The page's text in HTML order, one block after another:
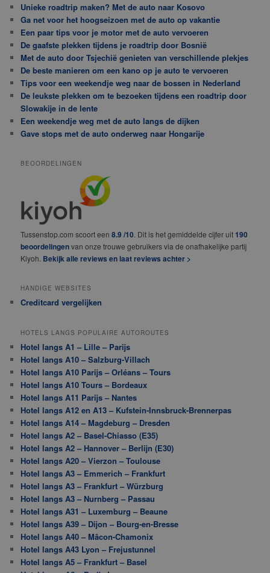
Unieke roadtrip maken? Met de auto naar Kosovo
Ga net voor het hoogseizoen met de auto op vakantie
Een paar tips voor je motor met de auto vervoeren
De gaafste plekken tijdens je roadtrip door Bosnië
Met de auto door Tsjechië genieten van verschillende plekjes
De beste manieren om een kano op je auto te vervoeren
Tips voor een weekendje weg naar de bossen in Nederland
De leukste plekken om te bezoeken tijdens een roadtrip door
Slowakije in de lente
Een weekendje weg met de auto langs de dijken
Gave stops met de auto onderweg naar Hongarije
BEOORDELINGEN
Tussenstop.com scoort een8.9 /10 . Dit is het gemiddelde cijfer uit 190
beoordelingenvan onze trouwe gebruikers via de onafhakelijke partij
Kiyoh. Bekijk alle reviews en laat reviews achter >
HANDIGE WEBSITES
Creditcard vergelijken
HOTELS LANGS POPULAIRE AUTOROUTES
Hotel langs A1 – Lille – Parijs
Hotel langs A10 – Salzburg-Villach
Hotel langs A10 Parijs – Orléans – Tours
Hotel langs A10 Tours – Bordeaux
Hotel langs A11 Parijs – Nantes
Hotel langs A12 en A13 – Kufstein-Innsbruck-Brennerpas
Hotel langs A14 – Magdeburg – Dresden
Hotel langs A2 – Basel-Chiasso (E35)
Hotel langs A2 – Hannover – Berlijn (E30)
Hotel langs A20 – Vierzon – Toulouse
Hotel langs A3 – Emmerich – Frankfurt
Hotel langs A3 – Frankfurt – Würzburg
Hotel langs A3 – Nurnberg – Passau
Hotel langs A31 – Luxemburg – Beaune
Hotel langs A39 – Dijon – Bourg-en-Bresse
Hotel langs A40 – Mâcon-Chamonix
Hotel langs A43 Lyon – Frejustunnel
Hotel langs A5 – Frankfurt – Basel